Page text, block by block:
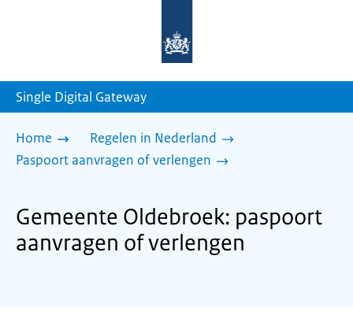
homepage
Single Digital Gateway
Home
Regelen in Nederland
Paspoort aanvragen of verlengen
Gemeente Oldebroek: paspoort
aanvragen of verlengen